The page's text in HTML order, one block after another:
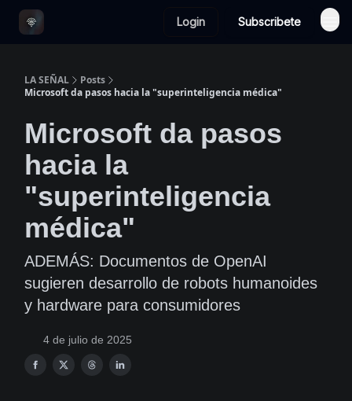
Login Subscribete
LA SEÑAL
Posts
Microsoft da pasos hacia la "superinteligencia médica"
Microsoft da pasos
hacia la
"superinteligencia
médica"
ADEMÁS: Documentos de OpenAI
sugieren desarrollo de robots humanoides
y hardware para consumidores
4 de julio de 2025